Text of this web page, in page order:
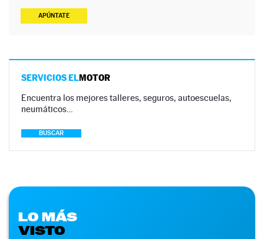
APÚNTATE
SERVICIOS ELMOTOR
Encuentra los mejores talleres, seguros, autoescuelas,
neumáticos…
BUSCAR
LO MÁS
VISTO